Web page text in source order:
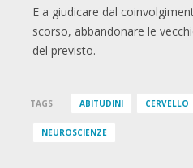
E a giudicare dal
scorso, abbandonare le
del previsto.
TAGS ABITUDINI CERVELLO
NEUROSCIENZE